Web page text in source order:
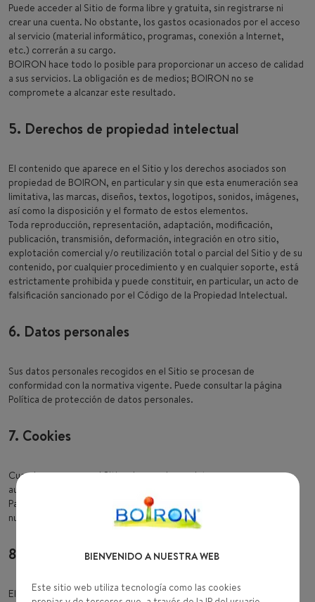
Puede acceder al Sitio de forma libre y gratuita, sin registrarse ni
crear una cuenta. No obstante, los gastos ocasionados por el acceso
al servicio (material informático, programas, conexión a Internet,
etc.) correrán a su cargo.
BOIRON hace todo lo posible para proporcionar un acceso de calidad
a sus servicios. La obligación es de medios; BOIRON no se
compromete a alcanzar este resultado.
5. Derechos de propiedad intelectual
El contenido que aparece en el Sitio y los derechos asociados son
propiedad de BOIRON, en particular y sin que esta enumeración sea
limitativa, las marcas, diseños, textos, logotipos, sonidos, imágenes,
así como la disposición y el formato de estos elementos.
Toda reproducción, representación, adaptación, modificación,
publicación, transmisión, deformación, integración en otro sitio,
explotación comercial y/o reutilización total o parcial del Sitio y de su
contenido, por cualquier procedimiento y en cualquier soporte, está
estrictamente prohibida y puede constituir, en particular, un acto de
falsificación sancionado por el Código de la Propiedad Intelectual.
6. Datos personales
Sus datos personales recogidos en el Sitio se procesan de
conformidad con la normativa vigente. Puede consultar la página
Política de protección de datos personales.
7. Cookies
Cuando navega por el Sitio, algunos de sus datos se recogen
automáticamente mediante 'cookies'.
Para más información o para configurar sus preferencias, consulte
nuestra Política de Gestión de Cookies.
8. Enlaces de hipertexto
El Sitio puede proporcionar enlaces a otros sitios cuyo contenido
BIENVENIDO A NUESTRA WEB
Este sitio web utiliza tecnología como las cookies